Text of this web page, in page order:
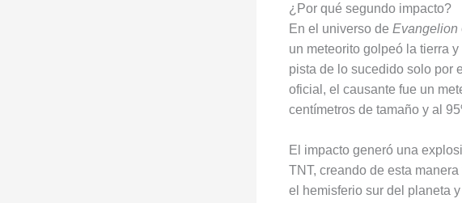
¿Por qué segundo impacto?
En el universo de Evangelion
un meteorito golpeó la tierra
pista de lo sucedido solo por
oficial, el causante fue un
centímetros de tamaño y al
El impacto generó una
TNT, creando de esta
el hemisferio sur del planeta